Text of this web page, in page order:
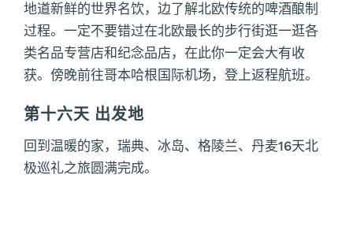
地道新鲜的世界名饮，边了解北欧传统的啤酒酿制
过程。一定不要错过在北欧最长的步行街逛一逛各
类名品专营店和纪念品店，在此你一定会大有收
获。傍晚前往哥本哈根国际机场，登上返程航班。
第十六天 出发地
回到温暖的家，瑞典、冰岛、格陵兰、丹麦16天北
极巡礼之旅圆满完成。